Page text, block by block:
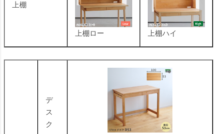
上棚
上棚ロー 上棚ハイ
デ
ス
ク